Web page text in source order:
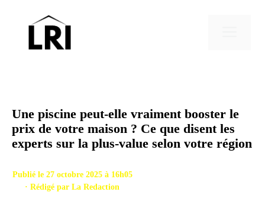
Une piscine peut-elle vraiment booster le
prix de votre maison ? Ce que disent les
experts sur la plus-value selon votre région
Publié le 27 octobre 2025 à 16h05
· Rédigé par La Redaction